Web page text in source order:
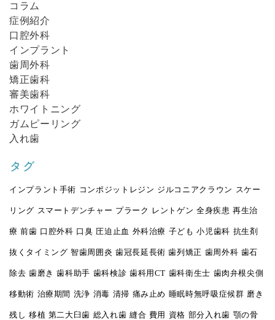
コラム
症例紹介
口腔外科
インプラント
歯周外科
矯正歯科
審美歯科
ホワイトニング
ガムピーリング
入れ歯
タグ
インプラント手術 コンポジットレジン ジルコニアクラウン スケー
リング スマートデンチャー プラーク レントゲン 全身疾患 再生治
療 前歯 口腔外科 口臭 圧迫止血 外科治療 子ども 小児歯科 抗生剤
抜くタイミング 智歯周囲炎 歯冠長延長術 歯列矯正 歯周外科 歯石
除去 歯磨き 歯科助手 歯科検診 歯科用CT 歯科衛生士 歯肉弁根尖側
移動術 治療期間 洗浄 消毒 清掃 痛み止め 睡眠時無呼吸症候群 磨き
残し 移植 第二大臼歯 総入れ歯 縫合 費用 資格 部分入れ歯 顎の骨